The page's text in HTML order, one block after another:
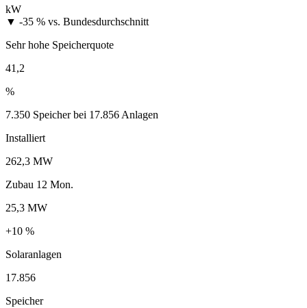
kW
▼ -35 % vs. Bundesdurchschnitt
Sehr hohe Speicherquote
41,2
%
7.350 Speicher bei 17.856 Anlagen
Installiert
262,3 MW
Zubau 12 Mon.
25,3 MW
+10 %
Solaranlagen
17.856
Speicher